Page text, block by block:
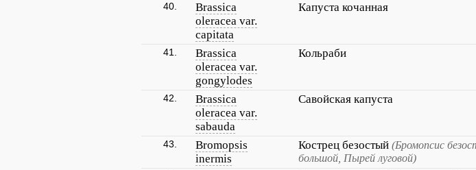
40.
Brassica
oleracea var.
capitata
Капуста кочанная
41.
Brassica
oleracea var.
gongylodes
Кольраби
42.
Brassica
oleracea var.
sabauda
Савойская капуста
43.
Bromopsis
inermis
Кострец безостый (Бромопсис
большой, Пырей луговой)